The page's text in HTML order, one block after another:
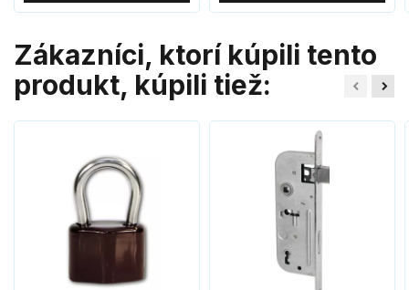
Zákazníci, ktorí kúpili tento
produkt, kúpili tiež: